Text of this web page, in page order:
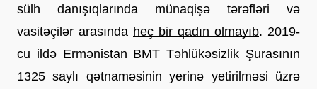
sülh danışıqlarında münaqişə tərəfləri və
vasitəçilər arasında heç bir qadın olmayıb. 2019-
cu ildə Ermənistan BMT Təhlükəsizlik Şurasının
1325 saylı qətnaməsinin yerinə yetirilməsi üzrə